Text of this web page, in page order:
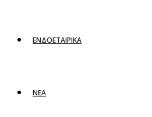
ΕΝΔΟΕΤΑΙΡΙΚΑ
ΝΕΑ